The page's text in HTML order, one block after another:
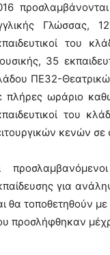
Γλώσσας,
του
35
ΠΕ32-
πλήρες ωράριο
του
κενών
για
θα τοποθετηθούν
προσλήφθηκαν